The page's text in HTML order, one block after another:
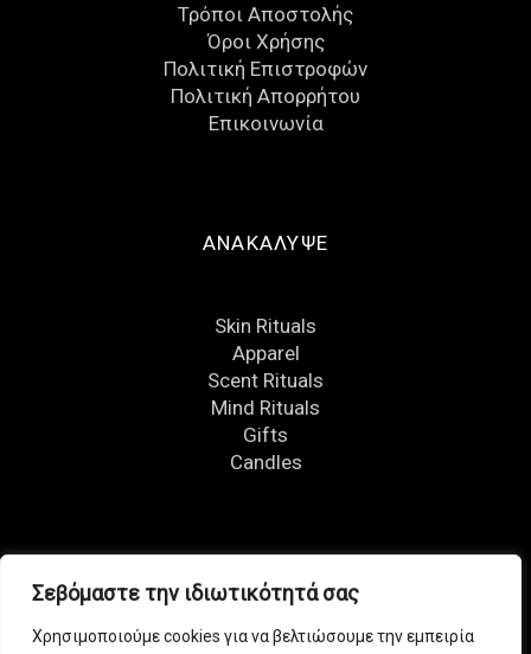
Σεβόμαστε την ιδιωτικότητά σας
Χρησιμοποιούμε cookies για να βελτιώσουμε την εμπειρία
Τρόποι Αποστολής
Όροι Χρήσης
Πολιτική Επιστροφών
Πολιτική Απορρήτου
Eπικοινωνία
ΑΝΑΚΑΛΥΨΕ
Skin Rituals
Apparel
Scent Rituals
Mind Rituals
Gifts
Candles
FOLLOW US